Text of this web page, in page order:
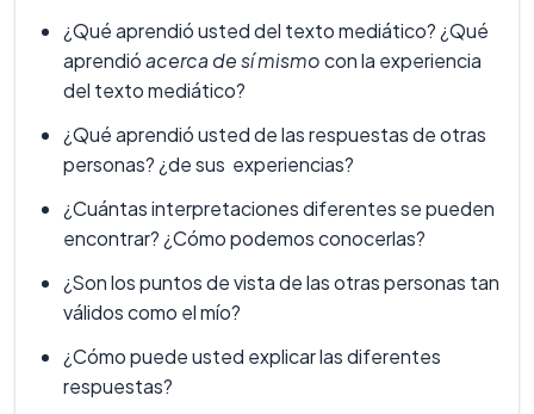
¿Qué aprendió usted del texto mediático? ¿Qué
aprendióacerca de sí mismocon la experiencia
del texto mediático?
¿Qué aprendió usted de las respuestas de otras
personas? ¿de sus experiencias?
¿Cuántas interpretaciones diferentes se pueden
encontrar? ¿Cómo podemos conocerlas?
¿Son los puntos de vista de las otras personas tan
válidos como el mío?
¿Cómo puede usted explicar las diferentes
respuestas?